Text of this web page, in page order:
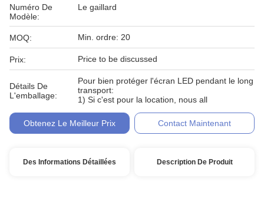
Numéro De
Modèle:
Le gaillard
MOQ: Min. ordre: 20
Prix: Price to be discussed
Détails De
L'emballage:
Pour bien protéger l'écran LED pendant le long
transport:
1) Si c'est pour la location, nous all
Obtenez Le Meilleur Prix Contact Maintenant
Des Informations Détaillées Description De Produit